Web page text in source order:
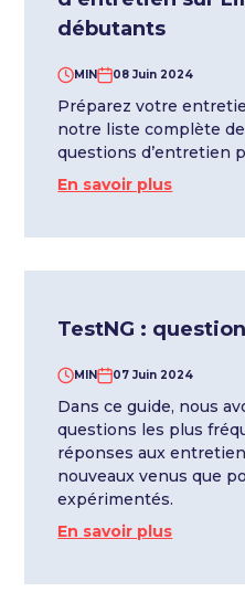
débutants
MIN 08 Juin 2024
Préparez votre
notre liste complète
questions d’entretien
En savoir plus
TestNG :
MIN 07 Juin 2024
Dans ce guide, nous
questions les plus
réponses aux
nouveaux venus que
expérimentés.
En savoir plus